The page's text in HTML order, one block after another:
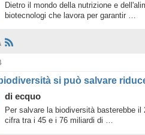
Dietro il mondo della nutrizione e
biotecnologi che lavora per garantir …
si può salvare
di ecquo
Per salvare la biodiversità basterebbe
cifra tra i 45 e i 76 miliardi di …